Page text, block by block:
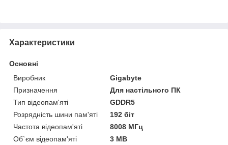
Характеристики
Основні
Виробник
Gigabyte
Призначення
Для настільного ПК
Тип відеопам'яті
GDDR5
Розрядність шини пам'яті
192 біт
Частота відеопам'яті
8008 МГц
Об`єм відеопам'яті
3 MB